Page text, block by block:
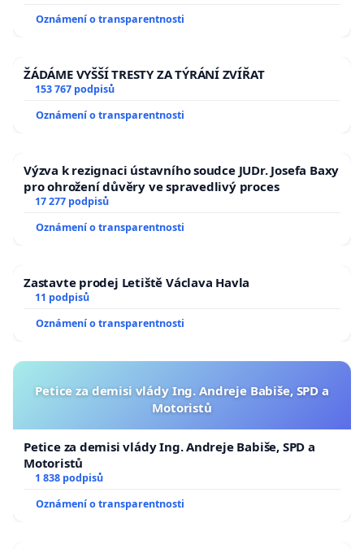
Oznámení o transparentnosti
ŽÁDÁME VYŠŠÍ TRESTY ZA TÝRÁNÍ ZVÍŘAT
153 767 podpisů
Oznámení o transparentnosti
Výzva k rezignaci ústavního soudce JUDr. Josefa Baxy
pro ohrožení důvěry ve spravedlivý proces
17 277 podpisů
Oznámení o transparentnosti
Zastavte prodej Letiště Václava Havla
11 podpisů
Oznámení o transparentnosti
Petice za demisi vlády Ing. Andreje Babiše, SPD a
Motoristů
Petice za demisi vlády Ing. Andreje Babiše, SPD a
Motoristů
1 838 podpisů
Oznámení o transparentnosti